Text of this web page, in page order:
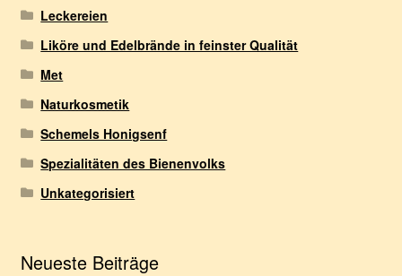
Leckereien
Liköre und Edelbrände in feinster Qualität
Met
Naturkosmetik
Schemels Honigsenf
Spezialitäten des Bienenvolks
Unkategorisiert
Neueste Beiträge